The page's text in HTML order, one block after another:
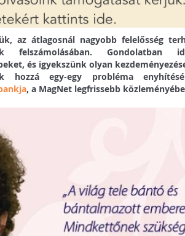
az átlagosnál nagyobb felelősség
felszámolásában. Gondolatban
és igyekszünk olyan
hozzá egy-egy probléma
, a MagNet legfrissebb